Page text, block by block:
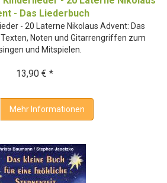
- Das Liederbuch
- 20 Laterne Nikolaus Advent: Das
Texten, Noten und Gitarrengriffen zum
und Mitspielen.
13,90 € *
Mehr Informationen